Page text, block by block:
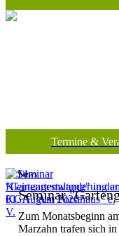
Termine &
News
Seminar
Zum Monatsbeginn
Marzahn trafen sich